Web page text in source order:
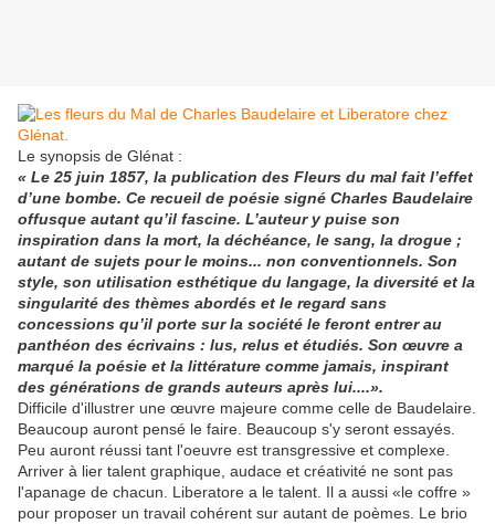
Le synopsis de Glénat :
« Le 25 juin 1857, la publication des Fleurs du mal fait l’effet
d’une bombe. Ce recueil de poésie signé Charles Baudelaire
offusque autant qu’il fascine. L’auteur y puise son
inspiration dans la mort, la déchéance, le sang, la drogue ;
autant de sujets pour le moins... non conventionnels. Son
style, son utilisation esthétique du langage, la diversité et la
singularité des thèmes abordés et le regard sans
concessions qu’il porte sur la société le feront entrer au
panthéon des écrivains : lus, relus et étudiés. Son œuvre a
marqué la poésie et la littérature comme jamais, inspirant
des générations de grands auteurs après lui....».
Difficile d'illustrer une œuvre majeure comme celle de Baudelaire.
Beaucoup auront pensé le faire. Beaucoup s'y seront essayés.
Peu auront réussi tant l'oeuvre est transgressive et complexe.
Arriver à lier talent graphique, audace et créativité ne sont pas
l'apanage de chacun. Liberatore a le talent. Il a aussi «le coffre »
pour proposer un travail cohérent sur autant de poèmes. Le brio